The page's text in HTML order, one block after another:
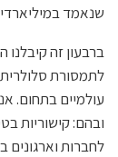
שנאמד
לתמסורת סלולרית
עולמיים בתחום.
ובהם: קישוריות
לחברות וארגונים